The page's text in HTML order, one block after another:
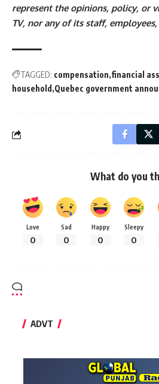
represent the opinions, policy, or
TV, nor any of its staff,
TAGGED: compensation financial
household Quebec government
What do you
Love
0
Sad
0
Happy
0
Sleepy
0
ADVT